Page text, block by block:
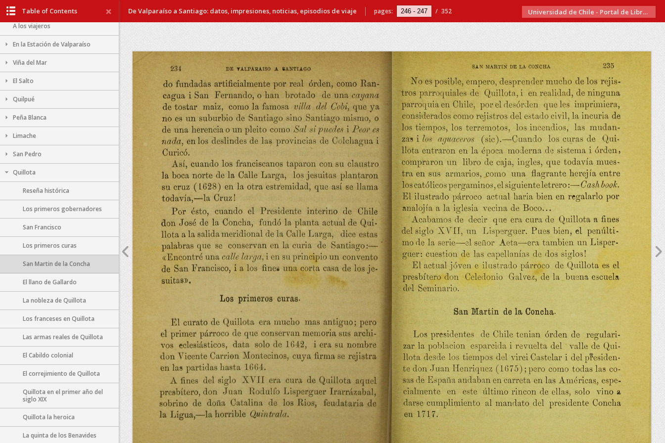
De Valparaíso a Santiago: datos, impresiones, noticias, episodios de viaje pages: / 352 Universidad de Chile - Portal de Libros Electrónicos
Table of Contents
Dedicatoria
A los viajeros
En la Estación de Valparaíso
Viña del Mar
El Salto
Quilpué
Peña Blanca
Limache
San Pedro
Quillota
Reseña histórica
Los primeros gobernadores
San Francisco
Los primeros curas
San Martin de la Concha
El llano de Gallardo
La nobleza de Quillota
Los franceses en Quillota
Las armas reales de Quillota
El Cabildo colonial
El correjimiento de Quillota
Quillota en el primer año del
siglo XIX
Quillota la heroica
La quinta de los Benavides